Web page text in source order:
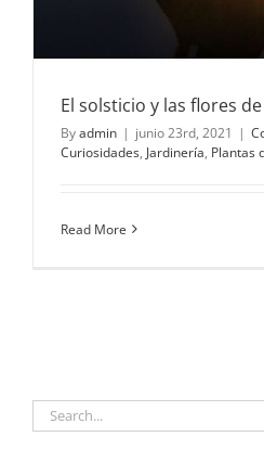
El solsticio y las flores
Byadmin | junio 23rd, 2021 |
Curiosidades, Jardinería, Plantas
Read More
Search
for: